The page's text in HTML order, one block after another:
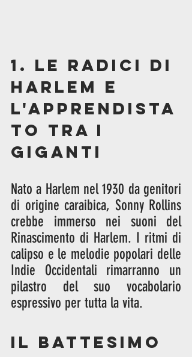
1. Le Radici di
Harlem e
l'Apprendista
to tra i
Giganti
Nato a Harlem nel 1930 da genitori
di origine caraibica, Sonny Rollins
crebbe immerso nei suoni del
Rinascimento di Harlem. I ritmi di
calipso e le melodie popolari delle
Indie Occidentali rimarranno un
pilastro del suo vocabolario
espressivo per tutta la vita.
Il battesimo